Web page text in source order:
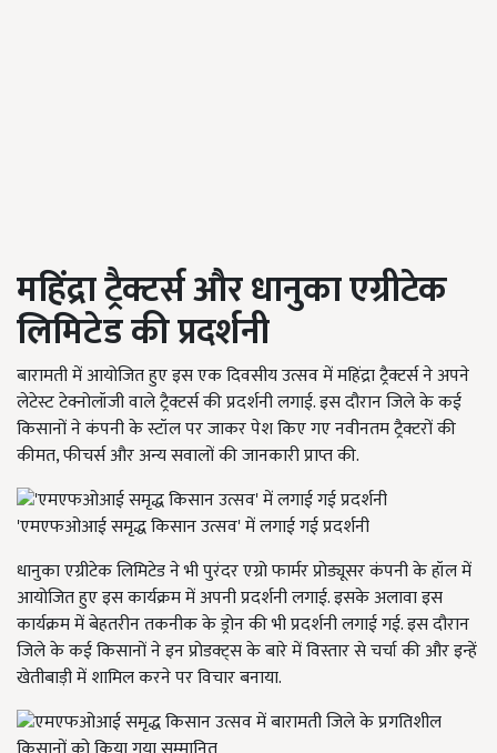
महिंद्रा ट्रैक्टर्स और धानुका एग्रीटेक
लिमिटेड की प्रदर्शनी
बारामती में आयोजित हुए इस एक दिवसीय उत्सव में महिंद्रा ट्रैक्टर्स ने अपने
लेटेस्ट टेक्नोलॉजी वाले ट्रैक्टर्स की प्रदर्शनी लगाई. इस दौरान जिले के कई
किसानों ने कंपनी के स्टॉल पर जाकर पेश किए गए नवीनतम ट्रैक्टरों की
कीमत, फीचर्स और अन्य सवालों की जानकारी प्राप्त की.
'एमएफओआई समृद्ध किसान उत्सव' में लगाई गई प्रदर्शनी
धानुका एग्रीटेक लिमिटेड ने भी पुरंदर एग्रो फार्मर प्रोड्यूसर कंपनी के हॉल में
आयोजित हुए इस कार्यक्रम में अपनी प्रदर्शनी लगाई. इसके अलावा इस
कार्यक्रम में बेहतरीन तकनीक के ड्रोन की भी प्रदर्शनी लगाई गई. इस दौरान
जिले के कई किसानों ने इन प्रोडक्ट्स के बारे में विस्तार से चर्चा की और इन्हें
खेतीबाड़ी में शामिल करने पर विचार बनाया.